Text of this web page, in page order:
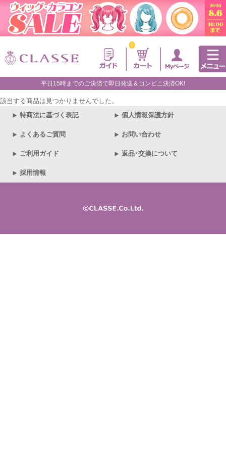
0
平日15時までのご決済で即日発送＆コンビニ決済OK!
該当する商品は見つかりませんでした。
特商法に基づく表記
個人情報保護方針
よくあるご質問 お問い合わせ
ご利用ガイド 返品･交換について
採用情報